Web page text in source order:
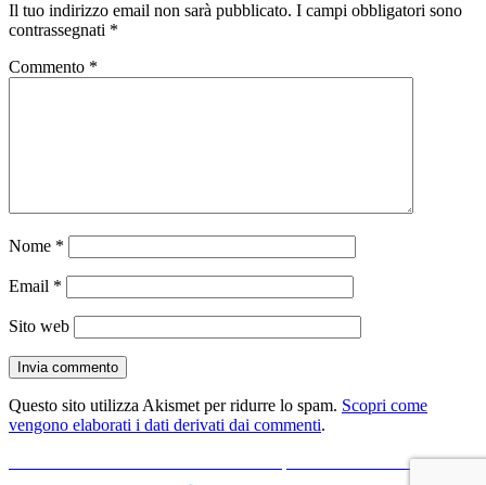
Il tuo indirizzo email non sarà pubblicato. I campi obbligatori sono
contrassegnati *
Commento *
Nome *
Email *
Sito web
Questo sito utilizza Akismet per ridurre lo spam. Scopri come
vengono elaborati i dati derivati dai commenti.
NavigazioneCome creare un indirizzo di posta elettronica totalmente